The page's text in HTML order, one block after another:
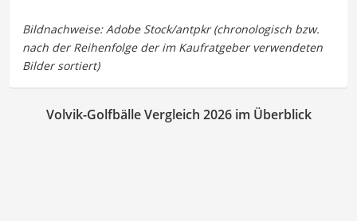
Volvik-Golfbälle Vergleich 2026 im Überblick